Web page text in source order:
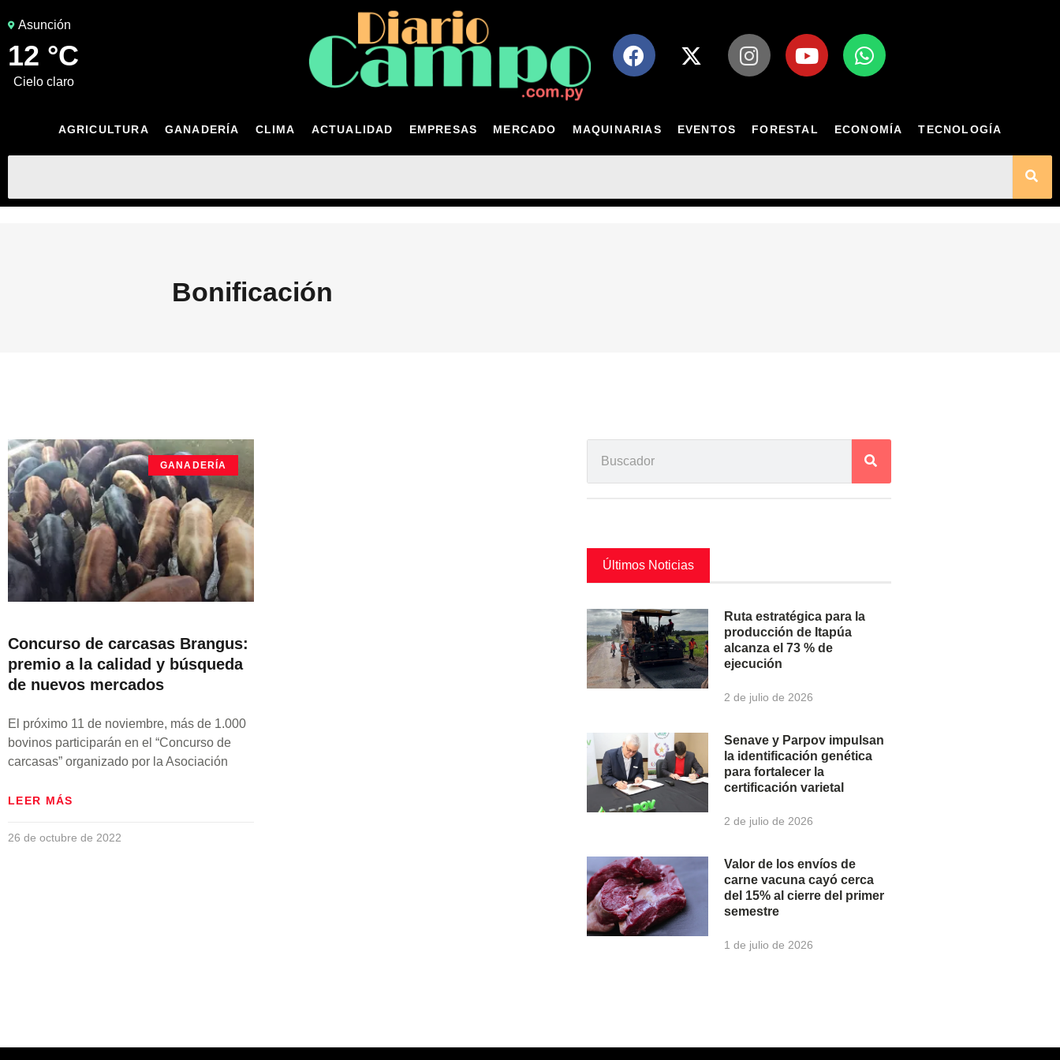
Asunción
12 °C
cielo claro
AGRICULTURA GANADERÍA CLIMA ACTUALIDAD EMPRESAS MERCADO MAQUINARIAS EVENTOS FORESTAL ECONOMÍA TECNOLOGÍA
Bonificación
GANADERÍA
Concurso de carcasas Brangus:
premio a la calidad y búsqueda
de nuevos mercados
El próximo 11 de noviembre, más de 1.000
bovinos participarán en el “Concurso de
carcasas” organizado por la Asociación
LEER MÁS
26 de octubre de 2022
Últimos Noticias
Ruta estratégica para la
producción de Itapúa
alcanza el 73 % de
ejecución
2 de julio de 2026
Senave y Parpov impulsan
la identificación genética
para fortalecer la
certificación varietal
2 de julio de 2026
Valor de los envíos de
carne vacuna cayó cerca
del 15% al cierre del primer
semestre
1 de julio de 2026